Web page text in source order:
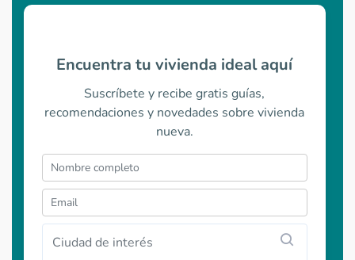
Encuentra tu vivienda ideal aquí
Suscríbete y recibe gratis guías,
recomendaciones y novedades sobre vivienda
nueva.
Ciudad de interés